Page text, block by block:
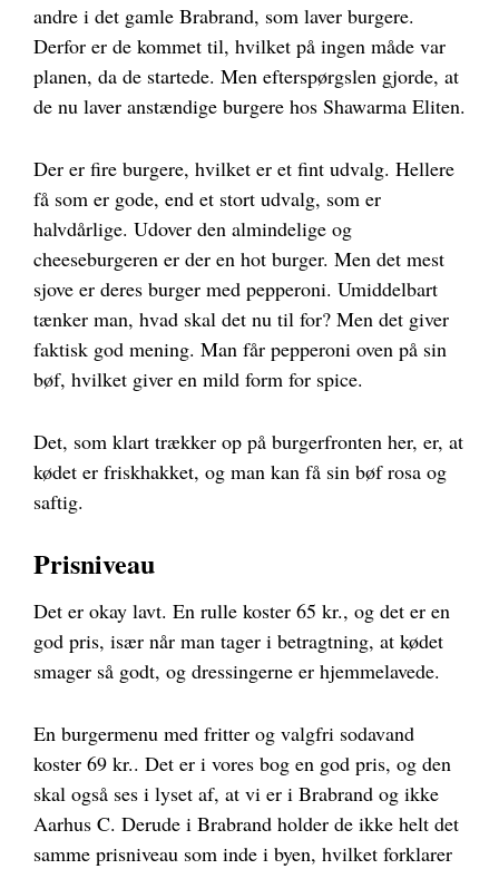
andre i det gamle Brabrand, som laver burgere.
Derfor er de kommet til, hvilket på ingen måde var
planen, da de startede. Men efterspørgslen gjorde, at
de nu laver anstændige burgere hos Shawarma Eliten.
Der er fire burgere, hvilket er et fint udvalg. Hellere
få som er gode, end et stort udvalg, som er
halvdårlige. Udover den almindelige og
cheeseburgeren er der en hot burger. Men det mest
sjove er deres burger med pepperoni. Umiddelbart
tænker man, hvad skal det nu til for? Men det giver
faktisk god mening. Man får pepperoni oven på sin
bøf, hvilket giver en mild form for spice.
Det, som klart trækker op på burgerfronten her, er, at
kødet er friskhakket, og man kan få sin bøf rosa og
saftig.
Prisniveau
Det er okay lavt. En rulle koster 65 kr., og det er en
god pris, især når man tager i betragtning, at kødet
smager så godt, og dressingerne er hjemmelavede.
En burgermenu med fritter og valgfri sodavand
koster 69 kr.. Det er i vores bog en god pris, og den
skal også ses i lyset af, at vi er i Brabrand og ikke
Aarhus C. Derude i Brabrand holder de ikke helt det
samme prisniveau som inde i byen, hvilket forklarer